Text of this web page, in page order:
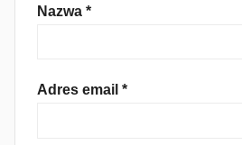
Nazwa *
Adres email *